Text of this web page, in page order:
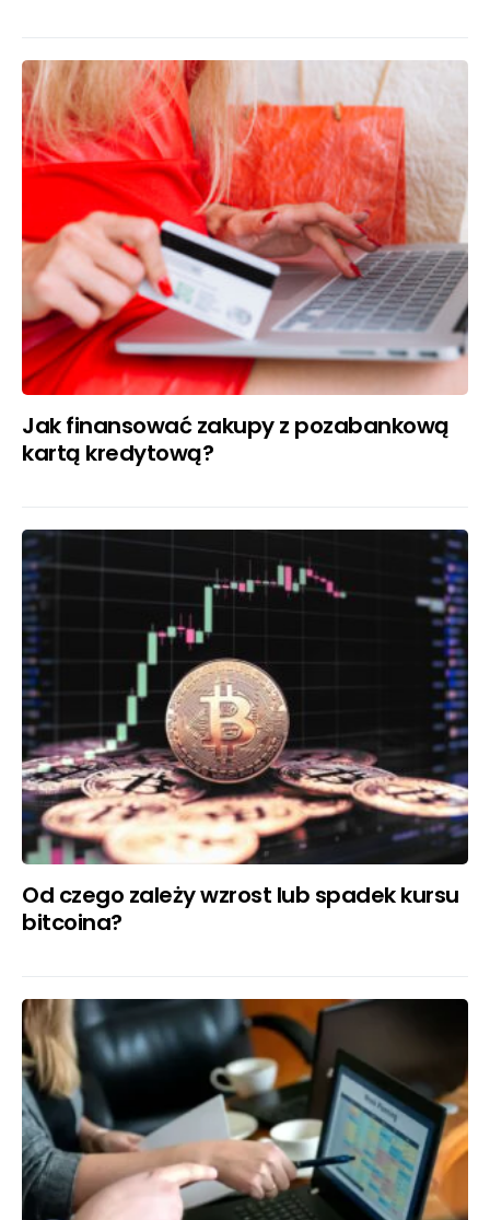
Jak finansować zakupy z pozabankową
kartą kredytową?
Od czego zależy wzrost lub spadek kursu
bitcoina?